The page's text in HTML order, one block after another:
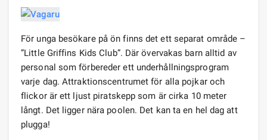
För unga besökare på ön finns det ett separat område –
”Little Griffins Kids Club”. Där övervakas barn alltid av
personal som förbereder ett underhållningsprogram
varje dag. Attraktionscentrumet för alla pojkar och
flickor är ett ljust piratskepp som är cirka 10 meter
långt. Det ligger nära poolen. Det kan ta en hel dag att
plugga!